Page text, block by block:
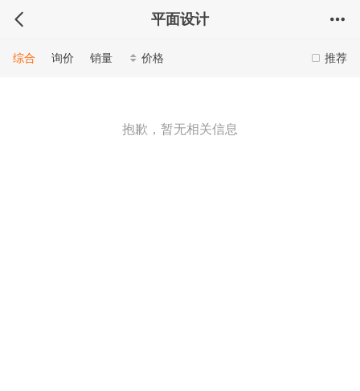
平面设计
推荐
综合 询价 销量 价格
抱歉，暂无相关信息